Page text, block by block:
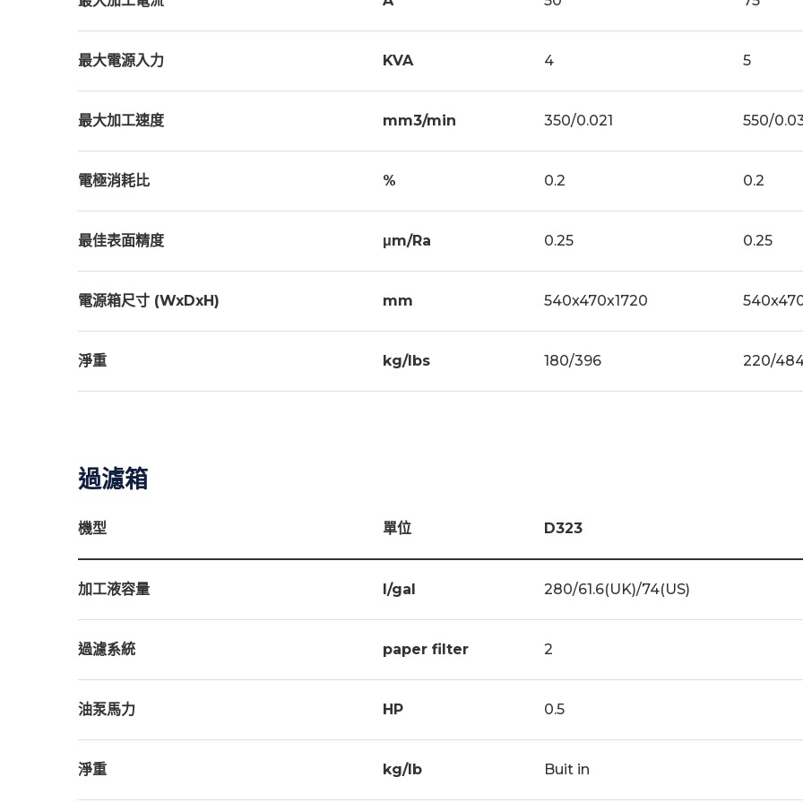
最大電源入力 KVA 4 5
最大加工速度 mm3/min 350/0.021 550/
電極消耗比 % 0.2 0.2
最佳表面精度 μm/Ra 0.25 0.25
電源箱尺寸 (WxDxH) mm 540x470x1720
淨重 kg/lbs 180/396 220/
過濾箱
機型 單位 D323
加工液容量 l/gal 280/61.6(UK)/74(US)
過濾系統 paper filter 2
油泵馬力 HP 0.5
淨重 kg/lb Buit in